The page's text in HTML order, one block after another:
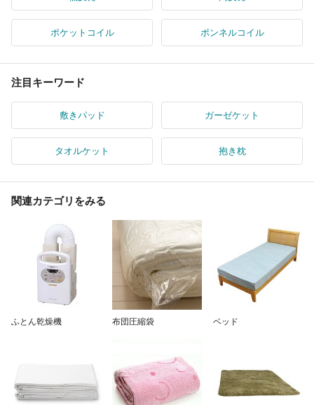
ポケットコイル ボンネルコイル
注目キーワード
敷きパッド ガーゼケット
タオルケット 抱き枕
関連カテゴリをみる
ふとん乾燥機 布団圧縮袋 ベッド